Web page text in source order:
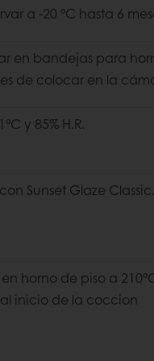
a -20 °C hasta 6
en bandejas para
de colocar en la
y 85% H.R.
Sunset Glaze Classic.
en horno de piso a
inicio de la coccion